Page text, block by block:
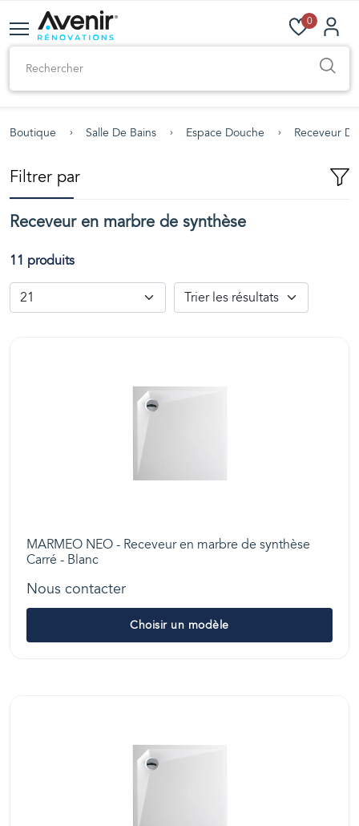
0
Boutique Salle De Bains Espace Douche Receveur
Filtrer par
Receveur en marbre de synthèse
11 produits
MARMEO NEO - Receveur en marbre de synthèse
Carré - Blanc
Nous contacter
Choisir un modèle